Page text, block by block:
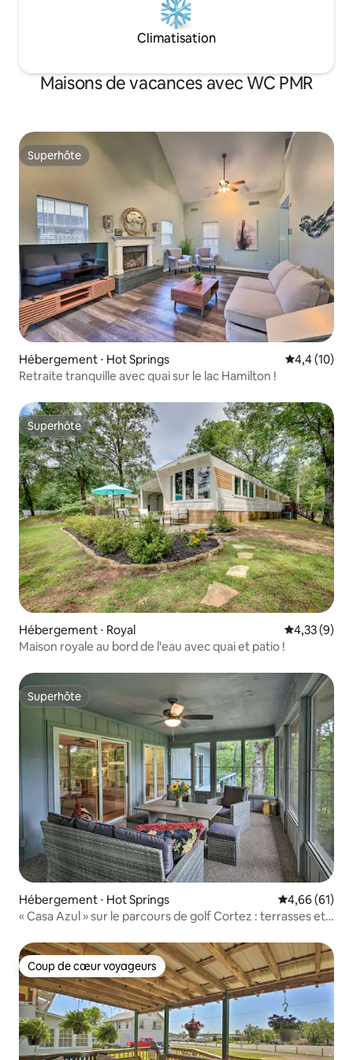
Climatisation
Maisons de vacances avec WC PMR
Superhôte
Superhôte
Hébergement ⋅ Hot Springs Évaluation
4,4 (10)
Retraite tranquille avec quai sur le lac Hamilton !
Superhôte
Superhôte
Hébergement ⋅ Royal Évaluation
4,33 (9)
Maison royale au bord de l'eau avec quai et patio !
Superhôte
Superhôte
Hébergement ⋅ Hot Springs Évaluation
4,66 (61)
« Casa Azul » sur le parcours de golf Cortez : terrasses et
Coup de cœur voyageurs
Coup de cœur voyageurs